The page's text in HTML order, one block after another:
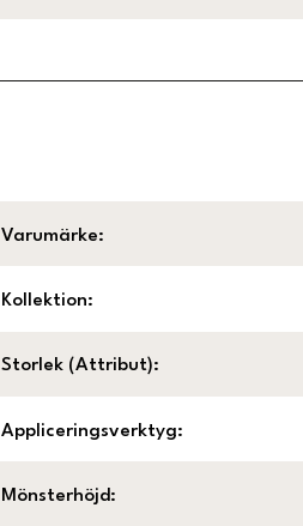
Varumärke:
Kollektion:
Storlek (Attribut):
Appliceringsverktyg:
Mönsterhöjd: